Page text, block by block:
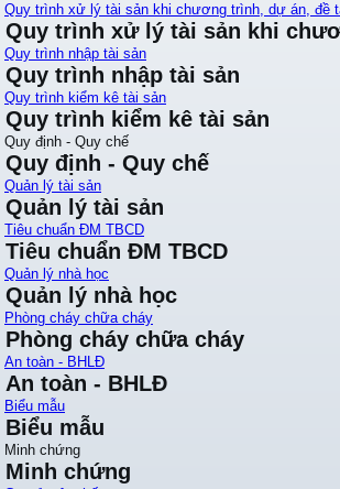
Quy trình xử lý tài sản khi chương trình, dự án, đề
Quy trình xử lý tài sản khi
Quy trình nhập tài sản
Quy trình nhập tài sản
Quy trình kiểm kê tài sản
Quy trình kiểm kê tài sản
Quy định - Quy chế
Quy định - Quy chế
Quản lý tài sản
Quản lý tài sản
Tiêu chuẩn ĐM TBCD
Tiêu chuẩn ĐM TBCD
Quản lý nhà học
Quản lý nhà học
Phòng cháy chữa cháy
Phòng cháy chữa cháy
An toàn - BHLĐ
An toàn - BHLĐ
Biểu mẫu
Biểu mẫu
Minh chứng
Minh chứng